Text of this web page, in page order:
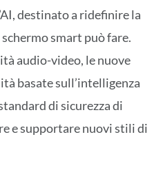
destinato a ridefinire la
smart può fare.
audio-video, le nuove
basate sull’intelligenza
di sicurezza di
e supportare nuovi stili di